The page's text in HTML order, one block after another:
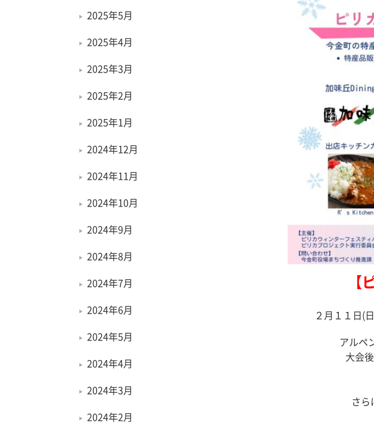
【
２月１１日(
アルペ
大会
さ
2025年5月
2025年4月
2025年3月
2025年2月
2025年1月
2024年12月
2024年11月
2024年10月
2024年9月
2024年8月
2024年7月
2024年6月
2024年5月
2024年4月
2024年3月
2024年2月